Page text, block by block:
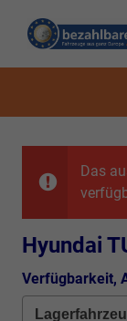
Das
Hyundai
Verfügbarkeit,